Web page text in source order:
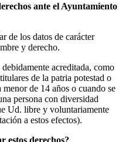
ante el Ayuntamiento
de los datos de carácter
y derecho.
acreditada, como
de la patria potestad o
de 14 años o cuando se
persona con diversidad
Ud. libre y voluntariamente
a estos efectos).
estos derechos?